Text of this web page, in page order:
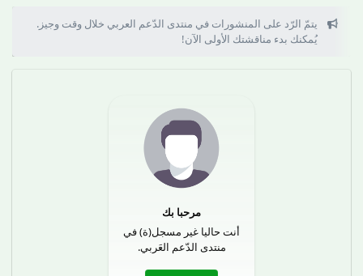
يتمّ الرّد على المنشورات في منتدى الدّعم العربي خلال وقت وجيز.
يُمكنك بدء مناقشتك الأولى الآن!
مرحبا بك
أنت حاليا غير مسجل(ة) في
منتدى الدّعم العَربي.